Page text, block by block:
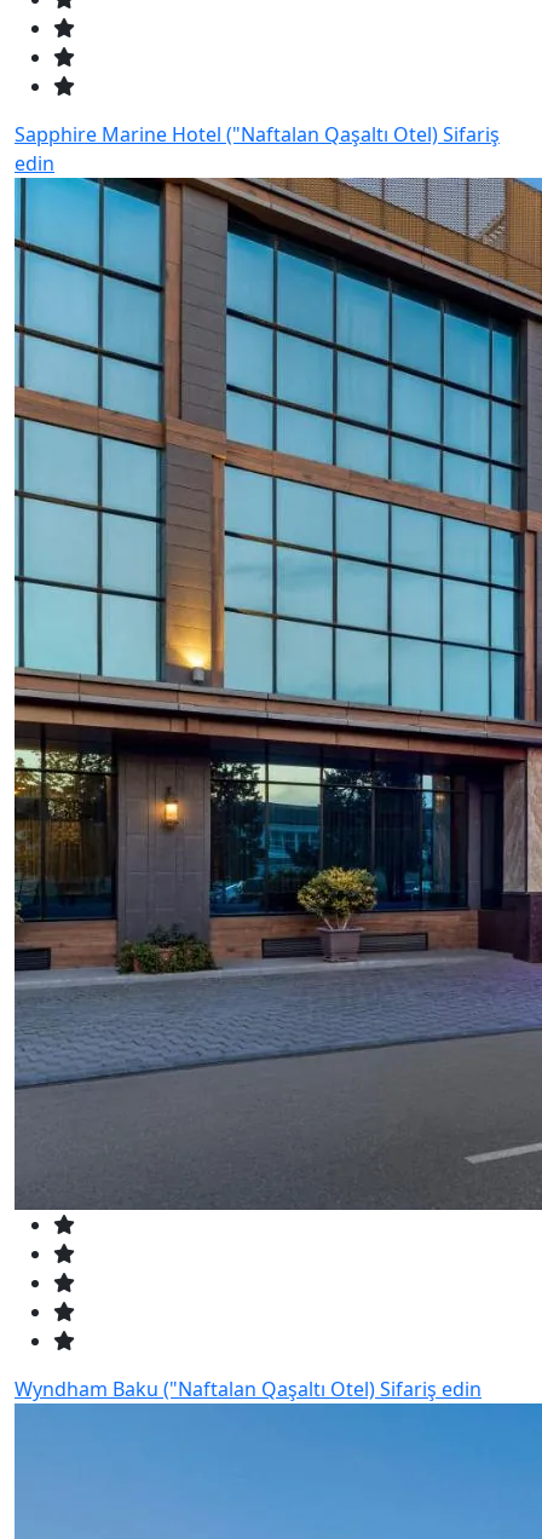
Sapphire Marine Hotel ("Naftalan Qaşaltı Otel)Sifariş
edin
Wyndham Baku ("Naftalan Qaşaltı Otel)Sifariş edin